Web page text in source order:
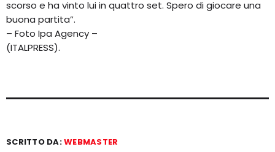
scorso e ha vinto lui in quattro set. Spero di giocare una
buona partita”.
– Foto Ipa Agency –
(ITALPRESS).
SCRITTO DA:WEBMASTER